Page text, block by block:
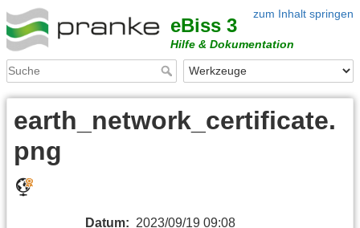
zum Inhalt springen
eBiss 3
Hilfe & Dokumentation
earth_network_certificate.
png
Datum: 2023/09/19 09:08